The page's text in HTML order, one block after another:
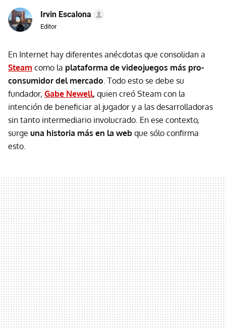
Irvin Escalona
Editor
En Internet hay diferentes anécdotas que consolidan a
Steam como la plataforma de videojuegos más pro-
consumidor del mercado. Todo esto se debe su
fundador, Gabe Newell, quien creó Steam con la
intención de beneficiar al jugador y a las desarrolladoras
sin tanto intermediario involucrado. En ese contexto,
surge una historia más en la web que sólo confirma
esto.